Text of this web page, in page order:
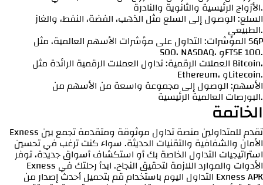
الأزواج الرئيسية والثانوية والنادرة.
السلع: الوصول إلى السلع مثل الذهب، الفضة، النفط، والغاز
الطبيعي.
المؤشرات: التداول على مؤشرات الأسهم العالمية، مثل S&P
500، NASDAQ، وFTSE 100.
العملات الرقمية: تداول العملات الرقمية الرائدة مثل Bitcoin،
Ethereum، وLitecoin.
الأسهم: الوصول إلى مجموعة واسعة من الأسهم من
البورصات العالمية الرئيسية.
الخاتمة
Exness تقدم للمتداولين منصة تداول موثوقة ومتقدمة تجمع بين
الأمان والشفافية والتقنيات الحديثة. سواء كنت ترغب في تحسين
استراتيجيات التداول الخاصة بك أو استكشاف أسواق جديدة، توفر
Exness الأدوات والموارد اللازمة لتحقيق النجاح. ابدأ رحلتك في
التداول اليوم باستخدام قم بتحميل أحدث إصدار من Exness APK